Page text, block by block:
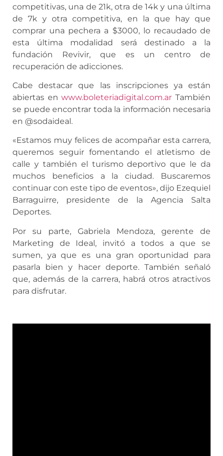
competitivas, una de 21k, otra de 14k y una última
de 7k y otra competitiva, en la que hay que
comprar una pechera a $3000, lo recaudado de
esta última modalidad será destinado a la
fundación Revivir, que es un centro de
recuperación de adicciones.
Cabe destacar que las inscripciones ya están
abiertas enwww.boleteriadigital.com.ar También
se puede encontrar toda la información necesaria
en @sodaideal.
«Estamos muy felices de acompañar esta carrera,
queremos seguir fomentando el atletismo de
calle y también el turismo deportivo que le da
muchos beneficios a la ciudad. Buscaremos
continuar con este tipo de eventos», dijo Ezequiel
Barraguirre, presidente de la Agencia Salta
Deportes.
Por su parte, Gabriela Mendoza, gerente de
Marketing de Ideal, invitó a todos a que se
sumen, ya que es una gran oportunidad para
pasarla bien y hacer deporte. También señaló
que, además de la carrera, habrá otros atractivos
para disfrutar.